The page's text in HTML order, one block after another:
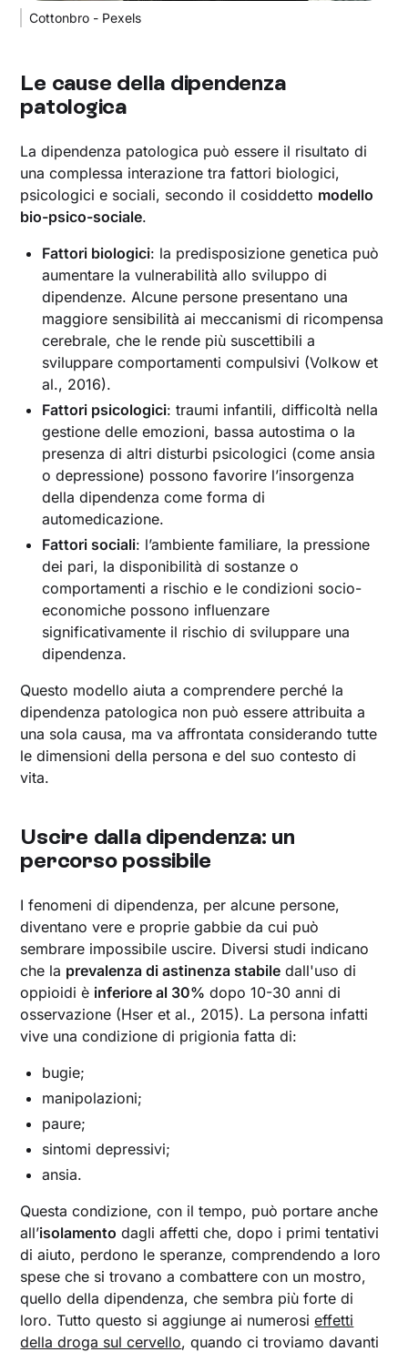
Cottonbro - Pexels
Le cause della dipendenza
patologica
La dipendenza patologica può essere il risultato di
una complessa interazione tra fattori biologici,
psicologici e sociali, secondo il cosiddetto modello
bio-psico-sociale.
Fattori biologici: la predisposizione genetica può
aumentare la vulnerabilità allo sviluppo di
dipendenze. Alcune persone presentano una
maggiore sensibilità ai meccanismi di ricompensa
cerebrale, che le rende più suscettibili a
sviluppare comportamenti compulsivi (Volkow et
al., 2016).
Fattori psicologici: traumi infantili, difficoltà nella
gestione delle emozioni, bassa autostima o la
presenza di altri disturbi psicologici (come ansia
o depressione) possono favorire l’insorgenza
della dipendenza come forma di
automedicazione.
Fattori sociali: l’ambiente familiare, la pressione
dei pari, la disponibilità di sostanze o
comportamenti a rischio e le condizioni socio-
economiche possono influenzare
significativamente il rischio di sviluppare una
dipendenza.
Questo modello aiuta a comprendere perché la
dipendenza patologica non può essere attribuita a
una sola causa, ma va affrontata considerando tutte
le dimensioni della persona e del suo contesto di
vita.
Uscire dalla dipendenza: un
percorso possibile
I fenomeni di dipendenza, per alcune persone,
diventano vere e proprie gabbie da cui può
sembrare impossibile uscire. Diversi studi indicano
che la prevalenza di astinenza stabile dall'uso di
oppioidi è inferiore al 30% dopo 10-30 anni di
osservazione (Hser et al., 2015). La persona infatti
vive una condizione di prigionia fatta di:
bugie;
manipolazioni;
paure;
sintomi depressivi;
ansia.
Questa condizione, con il tempo, può portare anche
all’isolamento dagli affetti che, dopo i primi tentativi
di aiuto, perdono le speranze, comprendendo a loro
spese che si trovano a combattere con un mostro,
quello della dipendenza, che sembra più forte di
loro. Tutto questo si aggiunge ai numerosieffetti
della droga sul cervello, quando ci troviamo davanti